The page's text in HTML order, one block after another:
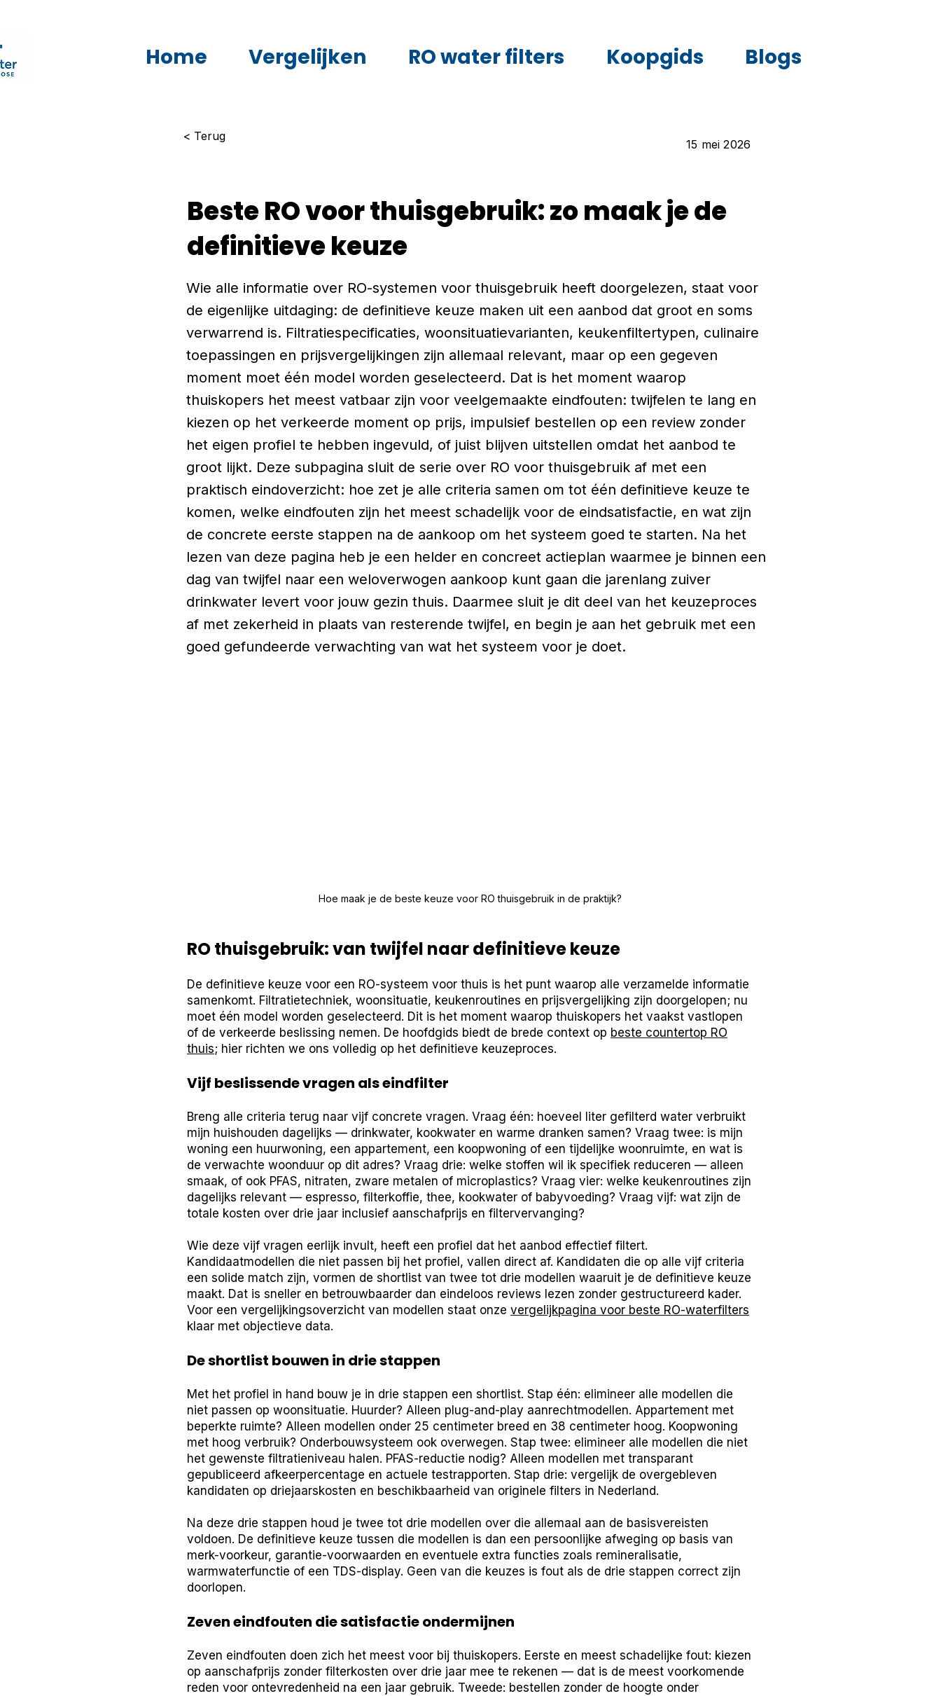
Home Vergelijken RO water filters Koopgids Blogs
< Terug
15 mei 2026
Beste RO voor thuisgebruik: zo maak je de
definitieve keuze
Wie alle informatie over RO-systemen voor thuisgebruik heeft doorgelezen, staat voor
de eigenlijke uitdaging: de definitieve keuze maken uit een aanbod dat groot en soms
verwarrend is. Filtratiespecificaties, woonsituatievarianten, keukenfiltertypen, culinaire
toepassingen en prijsvergelijkingen zijn allemaal relevant, maar op een gegeven
moment moet één model worden geselecteerd. Dat is het moment waarop
thuiskopers het meest vatbaar zijn voor veelgemaakte eindfouten: twijfelen te lang en
kiezen op het verkeerde moment op prijs, impulsief bestellen op een review zonder
het eigen profiel te hebben ingevuld, of juist blijven uitstellen omdat het aanbod te
groot lijkt. Deze subpagina sluit de serie over RO voor thuisgebruik af met een
praktisch eindoverzicht: hoe zet je alle criteria samen om tot één definitieve keuze te
komen, welke eindfouten zijn het meest schadelijk voor de eindsatisfactie, en wat zijn
de concrete eerste stappen na de aankoop om het systeem goed te starten. Na het
lezen van deze pagina heb je een helder en concreet actieplan waarmee je binnen een
dag van twijfel naar een weloverwogen aankoop kunt gaan die jarenlang zuiver
drinkwater levert voor jouw gezin thuis. Daarmee sluit je dit deel van het keuzeproces
af met zekerheid in plaats van resterende twijfel, en begin je aan het gebruik met een
goed gefundeerde verwachting van wat het systeem voor je doet.
Hoe maak je de beste keuze voor RO thuisgebruik in de praktijk?
RO thuisgebruik: van twijfel naar definitieve keuze
De definitieve keuze voor een RO-systeem voor thuis is het punt waarop alle verzamelde informatie
samenkomt. Filtratietechniek, woonsituatie, keukenroutines en prijsvergelijking zijn doorgelopen; nu
moet één model worden geselecteerd. Dit is het moment waarop thuiskopers het vaakst vastlopen
of de verkeerde beslissing nemen. De hoofdgids biedt de brede context op beste countertop RO
thuis; hier richten we ons volledig op het definitieve keuzeproces.
Vijf beslissende vragen als eindfilter
Breng alle criteria terug naar vijf concrete vragen. Vraag één: hoeveel liter gefilterd water verbruikt
mijn huishouden dagelijks — drinkwater, kookwater en warme dranken samen? Vraag twee: is mijn
woning een huurwoning, een appartement, een koopwoning of een tijdelijke woonruimte, en wat is
de verwachte woonduur op dit adres? Vraag drie: welke stoffen wil ik specifiek reduceren — alleen
smaak, of ook PFAS, nitraten, zware metalen of microplastics? Vraag vier: welke keukenroutines zijn
dagelijks relevant — espresso, filterkoffie, thee, kookwater of babyvoeding? Vraag vijf: wat zijn de
totale kosten over drie jaar inclusief aanschafprijs en filtervervanging?
Wie deze vijf vragen eerlijk invult, heeft een profiel dat het aanbod effectief filtert.
Kandidaatmodellen die niet passen bij het profiel, vallen direct af. Kandidaten die op alle vijf criteria
een solide match zijn, vormen de shortlist van twee tot drie modellen waaruit je de definitieve keuze
maakt. Dat is sneller en betrouwbaarder dan eindeloos reviews lezen zonder gestructureerd kader.
Voor een vergelijkingsoverzicht van modellen staat onze vergelijkpagina voor beste RO-waterfilters
klaar met objectieve data.
De shortlist bouwen in drie stappen
Met het profiel in hand bouw je in drie stappen een shortlist. Stap één: elimineer alle modellen die
niet passen op woonsituatie. Huurder? Alleen plug-and-play aanrechtmodellen. Appartement met
beperkte ruimte? Alleen modellen onder 25 centimeter breed en 38 centimeter hoog. Koopwoning
met hoog verbruik? Onderbouwsysteem ook overwegen. Stap twee: elimineer alle modellen die niet
het gewenste filtratieniveau halen. PFAS-reductie nodig? Alleen modellen met transparant
gepubliceerd afkeerpercentage en actuele testrapporten. Stap drie: vergelijk de overgebleven
kandidaten op driejaarskosten en beschikbaarheid van originele filters in Nederland.
Na deze drie stappen houd je twee tot drie modellen over die allemaal aan de basisvereisten
voldoen. De definitieve keuze tussen die modellen is dan een persoonlijke afweging op basis van
merk-voorkeur, garantie-voorwaarden en eventuele extra functies zoals remineralisatie,
warmwaterfunctie of een TDS-display. Geen van die keuzes is fout als de drie stappen correct zijn
doorlopen.
Zeven eindfouten die satisfactie ondermijnen
Zeven eindfouten doen zich het meest voor bij thuiskopers. Eerste en meest schadelijke fout: kiezen
op aanschafprijs zonder filterkosten over drie jaar mee te rekenen — dat is de meest voorkomende
reden voor ontevredenheid na een jaar gebruik. Tweede: bestellen zonder de hoogte onder